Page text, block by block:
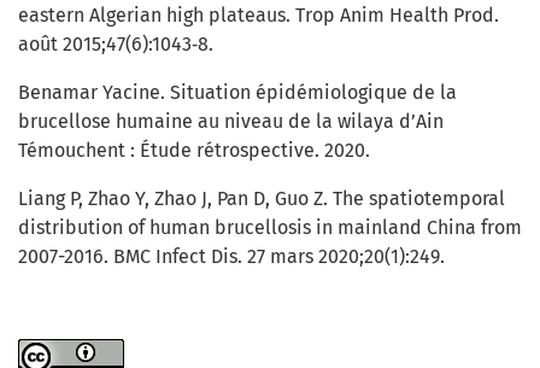
eastern Algerian high plateaus. Trop Anim Health Prod.
août 2015;47(6):1043‑8.
Benamar Yacine. Situation épidémiologique de la
brucellose humaine au niveau de la wilaya d’Ain
Témouchent : Étude rétrospective. 2020.
Liang P, Zhao Y, Zhao J, Pan D, Guo Z. The spatiotemporal
distribution of human brucellosis in mainland China from
2007-2016. BMC Infect Dis. 27 mars 2020;20(1):249.